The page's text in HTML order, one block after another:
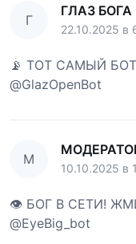
Г
ГЛАЗ
22.10.2025 в
📡 ТОТ САМЫЙ БОТ
@GlazOpenBot
М
10.10.2025 в
👁 БОГ В СЕТИ!
@EyeBig_bot